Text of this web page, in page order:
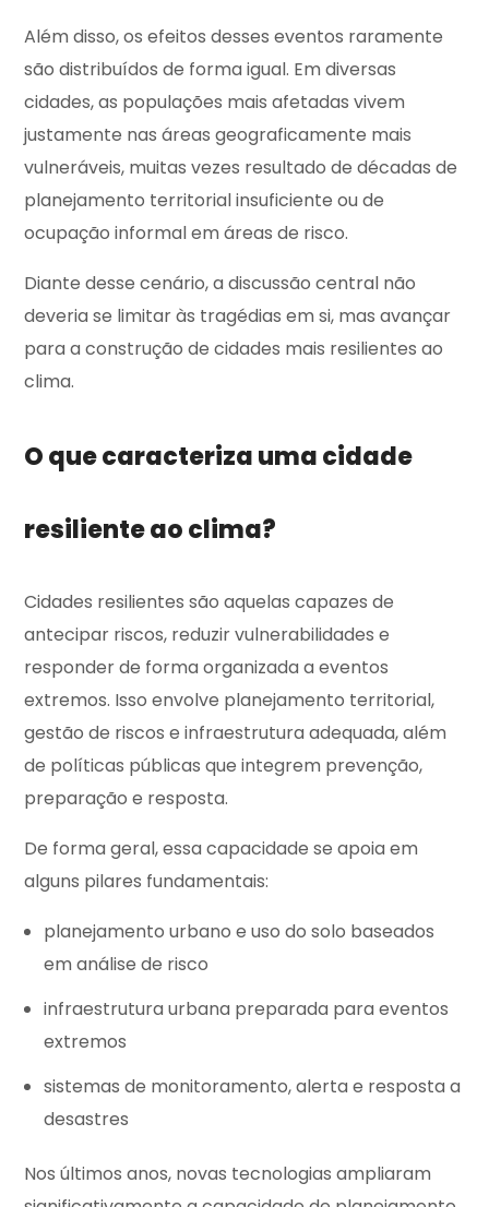
Além disso, os efeitos desses eventos raramente
são distribuídos de forma igual. Em diversas
cidades, as populações mais afetadas vivem
justamente nas áreas geograficamente mais
vulneráveis, muitas vezes resultado de décadas de
planejamento territorial insuficiente ou de
ocupação informal em áreas de risco.
Diante desse cenário, a discussão central não
deveria se limitar às tragédias em si, mas avançar
para a construção de cidades mais resilientes ao
clima.
O que caracteriza uma cidade
resiliente ao clima?
Cidades resilientes são aquelas capazes de
antecipar riscos, reduzir vulnerabilidades e
responder de forma organizada a eventos
extremos. Isso envolve planejamento territorial,
gestão de riscos e infraestrutura adequada, além
de políticas públicas que integrem prevenção,
preparação e resposta.
De forma geral, essa capacidade se apoia em
alguns pilares fundamentais:
planejamento urbano e uso do solo baseados
em análise de risco
infraestrutura urbana preparada para eventos
extremos
sistemas de monitoramento, alerta e resposta a
desastres
Nos últimos anos, novas tecnologias ampliaram